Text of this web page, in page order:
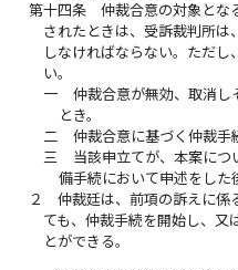
第十四条
仲裁合意の対象とな
されたときは、受訴裁判所は
しなければならない。ただ
い。
一
仲裁合意が無効、取消し
とき。
二
仲裁合意に基づく仲裁手
三
当該申立てが、本案につ
備手続において申述をした
２
仲裁廷は、前項の訴えに係
ても、仲裁手続を開始し、又
とができる。